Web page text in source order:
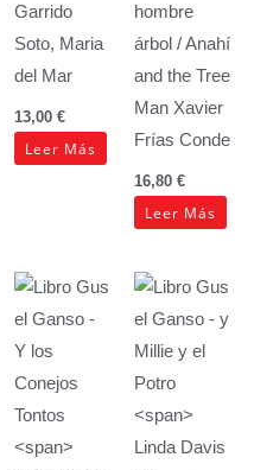
Garrido
Soto, Maria
del Mar
13,00 €
Leer Más
hombre
árbol / Anahí
and the Tree
Man Xavier
Frías Conde
16,80 €
Leer Más